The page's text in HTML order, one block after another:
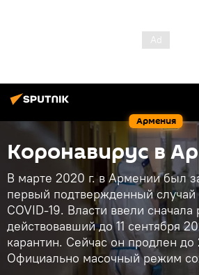
Армения
Коронавирус в
В марте 2020 г. в Армении был
первый подтвержденный случай
COVID-19. Власти ввели
действовавший до 11 сентября
карантин. Сейчас он продлен
Официально масочный режим